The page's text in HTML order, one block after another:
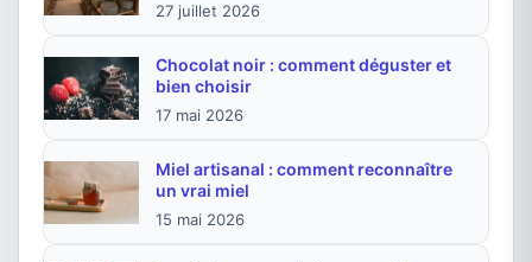
27 juillet 2026
Chocolat noir : comment déguster et
bien choisir
17 mai 2026
Miel artisanal : comment reconnaître
un vrai miel
15 mai 2026